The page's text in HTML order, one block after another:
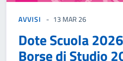
AVVISI 13 MAR 26
Dote Scuola
Borse di Studio